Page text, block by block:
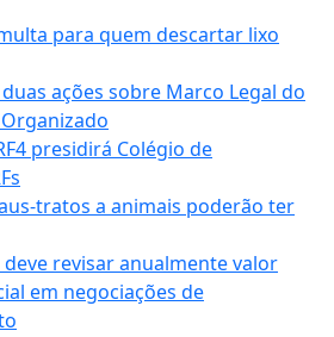
para quem descartar lixo
ações sobre Marco Legal do
presidirá Colégio de
tratos a animais poderão ter
revisar anualmente valor
em negociações de